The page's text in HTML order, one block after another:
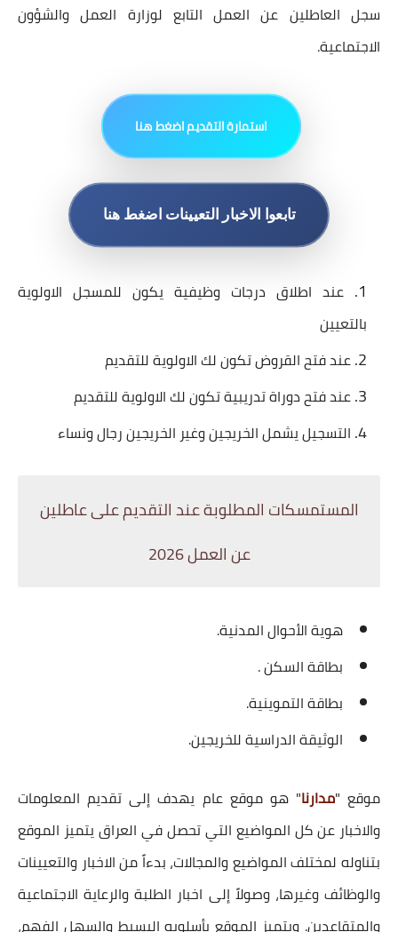
سجل العاطلين عن العمل التابع لوزارة العمل والشؤون
الاجتماعية.
استمارة التقديم اضغط هنا ا
تابعوا الاخبار التعيينات اضغط هنا
عند اطلاق درجات وظيفية يكون للمسجل الاولوية
بالتعيين
عند فتح القروض تكون لك الاولوية للتقديم
عند فتح دوراة تدريبية تكون لك الاولوية للتقديم
التسجيل يشمل الخريجين وغير الخريجين رجال ونساء
المستمسكات المطلوبة عند التقديم على عاطلين
عن العمل 2026
هوية الأحوال المدنية.
بطاقة السكن .
بطاقة التموينية.
الوثيقة الدراسية للخريجين.
موقع "مدارنا" هو موقع عام يهدف إلى تقديم المعلومات
والاخبار عن كل المواضيع التي تحصل في العراق يتميز الموقع
بتناوله لمختلف المواضيع والمجالات، بدءاً من الاخبار والتعيينات
والوظائف وغيرها، وصولاً إلى اخبار الطلبة والرعاية الاجتماعية
والمتقاعدين. ويتميز الموقع بأسلوبه البسيط والسهل الفهم،